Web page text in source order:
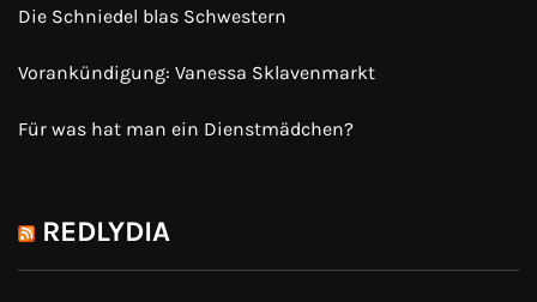
Die Schniedel blas Schwestern
Vorankündigung: Vanessa Sklavenmarkt
Für was hat man ein Dienstmädchen?
REDLYDIA